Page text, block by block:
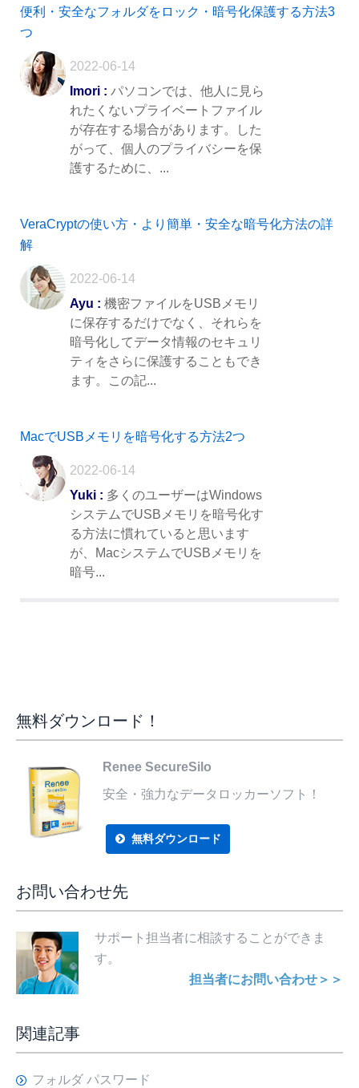
便利・安全なフォルダをロック・暗号化保護する方法3
つ
2022-06-14
Imori : パソコンでは、他人に見ら
れたくないプライベートファイル
が存在する場合があります。した
がって、個人のプライバシーを保
護するために、...
VeraCryptの使い方・より簡単・安全な暗号化方法の詳
解
2022-06-14
Ayu : 機密ファイルをUSBメモリ
に保存するだけでなく、それらを
暗号化してデータ情報のセキュリ
ティをさらに保護することもでき
ます。この記...
MacでUSBメモリを暗号化する方法2つ
2022-06-14
Yuki : 多くのユーザーはWindows
システムでUSBメモリを暗号化す
る方法に慣れていると思います
が、MacシステムでUSBメモリを
暗号...
無料ダウンロード！
Renee SecureSilo
安全・強力なデータロッカーソフト！
無料ダウンロード
お問い合わせ先
サポート担当者に相談することができま
す。
担当者にお問い合わせ＞＞
関連記事
フォルダ パスワード